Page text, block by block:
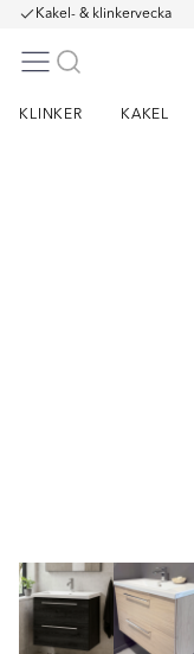
Kakel- & klinkervecka
KLINKER KAKEL